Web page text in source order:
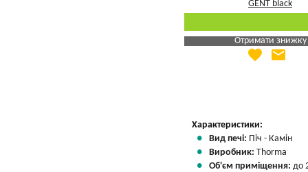
Отримати знижку
Яка Ваша ціна
favorite email
Характеристики:
Вид печі: Піч - Камін
Виробник: Thorma
Об'єм приміщення: до